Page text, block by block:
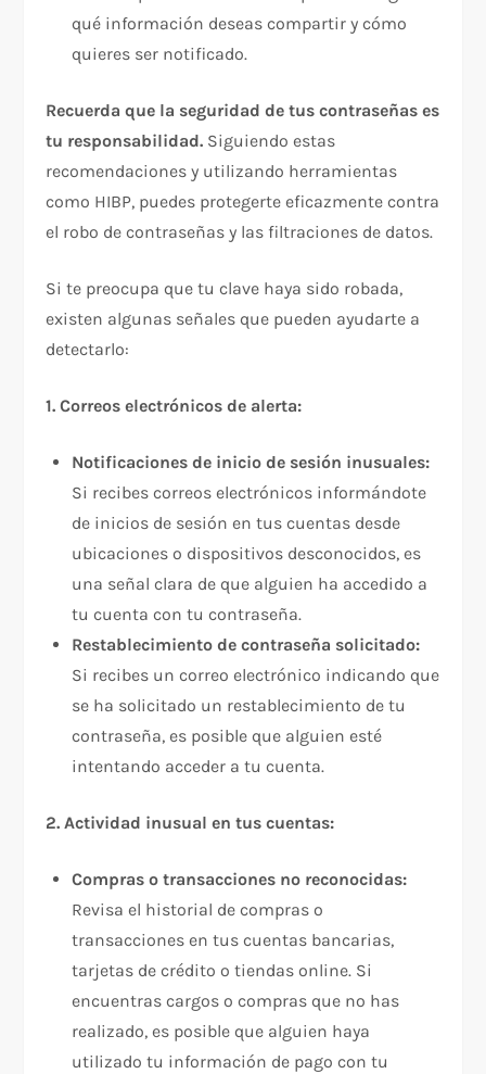
qué información deseas compartir y cómo
quieres ser notificado.
Recuerda que la seguridad de tus contraseñas es
tu responsabilidad. Siguiendo estas
recomendaciones y utilizando herramientas
como HIBP, puedes protegerte eficazmente contra
el robo de contraseñas y las filtraciones de datos.
Si te preocupa que tu clave haya sido robada,
existen algunas señales que pueden ayudarte a
detectarlo:
1. Correos electrónicos de alerta:
Notificaciones de inicio de sesión inusuales:
Si recibes correos electrónicos informándote
de inicios de sesión en tus cuentas desde
ubicaciones o dispositivos desconocidos, es
una señal clara de que alguien ha accedido a
tu cuenta con tu contraseña.
Restablecimiento de contraseña solicitado:
Si recibes un correo electrónico indicando que
se ha solicitado un restablecimiento de tu
contraseña, es posible que alguien esté
intentando acceder a tu cuenta.
2. Actividad inusual en tus cuentas:
Compras o transacciones no reconocidas:
Revisa el historial de compras o
transacciones en tus cuentas bancarias,
tarjetas de crédito o tiendas online. Si
encuentras cargos o compras que no has
realizado, es posible que alguien haya
utilizado tu información de pago con tu